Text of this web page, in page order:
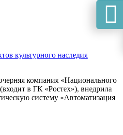
культурного наследия
компания «Национального
в ГК «Ростех»), внедрила
систему «Автоматизация
🕻